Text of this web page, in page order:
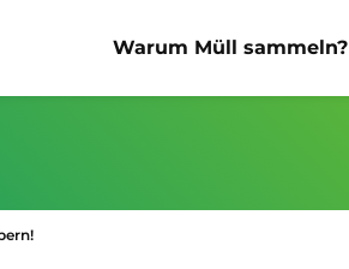
Warum Müll sammeln?